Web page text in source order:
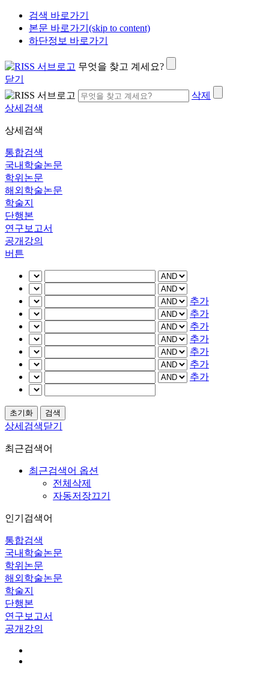
검색 바로가기
본문 바로가기(skip to content)
하단정보 바로가기
무엇을 찾고 계세요?
닫기
삭제
상세검색
상세검색
통합검색
국내학술논문
학위논문
해외학술논문
학술지
단행본
연구보고서
공개강의
버튼
추가
추가
추가
추가
추가
추가
추가
상세검색닫기
최근검색어
최근검색어 옵션
전체삭제
자동저장끄기
인기검색어
통합검색
국내학술논문
학위논문
해외학술논문
학술지
단행본
연구보고서
공개강의